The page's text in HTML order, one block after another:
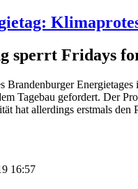
sperrt Fridays
Brandenburger
Tagebau gefordert. Der
hat allerdings erstmals den
16:57